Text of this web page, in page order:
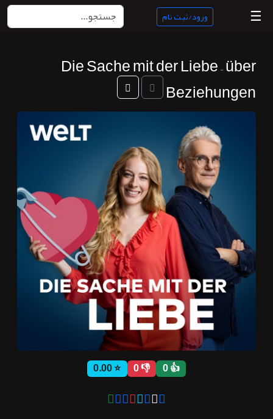
منبع
ناب
پادکست
ورود/
ثبت نام
اشتراک‌ها
☰ ورود/ثبت نام
Die Sache mit der Liebe – über
Beziehungen
👍 0
👎 0
⭐ 0.00